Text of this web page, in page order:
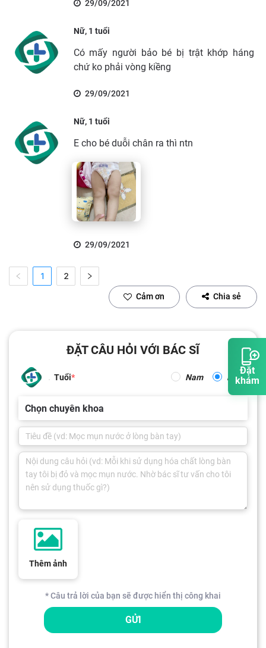
Đặt
khám
29/09/2021
Nữ, 1 tuổi
Có mấy người bảo bé bị trật khớp háng
chứ ko phải vòng kiềng
29/09/2021
Nữ, 1 tuổi
E cho bé duỗi chân ra thì ntn
29/09/2021
1 2
Cảm ơn Chia sẻ
ĐẶT CÂU HỎI VỚI BÁC SĨ
Tuổi Nam Nữ
Chọn chuyên khoa
Thêm ảnh
* Câu trả lời của bạn sẽ được hiển thị công khai
GỬI